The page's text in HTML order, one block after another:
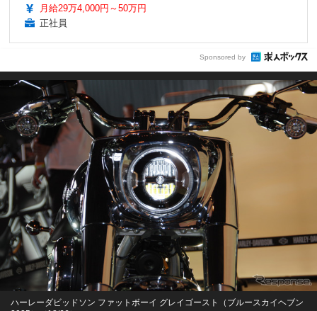
月給29万4,000円～50万円
正社員
Sponsored by
ハーレーダビッドソン ファットボーイ グレイゴースト（ブルースカイヘブン